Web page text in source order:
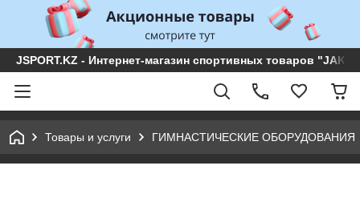
JSPORT.KZ - Интернет-магазин спортивных товаров
Товары и услуги ГИМНАСТИЧЕСКИЕ ОБОРУДОВАНИЯ